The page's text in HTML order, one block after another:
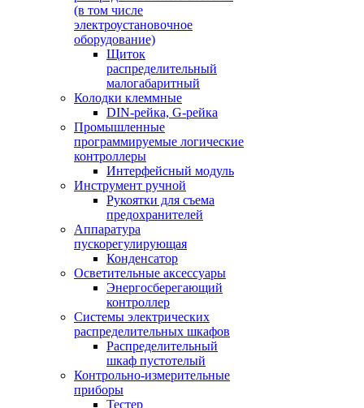
(в том числе
электроустановочное
оборудование)
Щиток
распределительный
малогабаритный
Колодки клеммные
DIN-рейка, G-рейка
Промышленные
программируемые логические
контроллеры
Интерфейсный модуль
Инструмент ручной
Рукоятки для съема
предохранителей
Аппаратура
пускорегулирующая
Конденсатор
Осветительные аксессуары
Энергосберегающий
контроллер
Системы электрических
распределительных шкафов
Распределительный
шкаф пустотелый
Контрольно-измерительные
приборы
Тестер